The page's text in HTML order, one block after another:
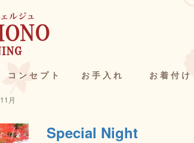
コンセプト お手入れ お着付け
11月
Special Night